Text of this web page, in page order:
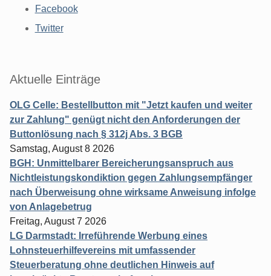
Facebook
Twitter
Aktuelle Einträge
OLG Celle: Bestellbutton mit "Jetzt kaufen und weiter
zur Zahlung" genügt nicht den Anforderungen der
Buttonlösung nach § 312j Abs. 3 BGB
Samstag, August 8 2026
BGH: Unmittelbarer Bereicherungsanspruch aus
Nichtleistungskondiktion gegen Zahlungsempfänger
nach Überweisung ohne wirksame Anweisung infolge
von Anlagebetrug
Freitag, August 7 2026
LG Darmstadt: Irreführende Werbung eines
Lohnsteuerhilfevereins mit umfassender
Steuerberatung ohne deutlichen Hinweis auf